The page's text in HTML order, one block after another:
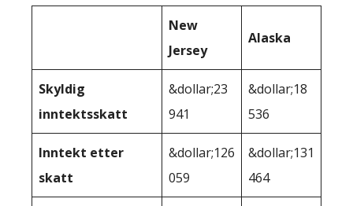
New
Jersey
Alaska
Skyldig
inntektsskatt
&dollar;23
941
&dollar;18
536
Inntekt etter
skatt
&dollar;126
059
&dollar;131
464